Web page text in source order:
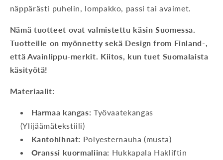
näppärästi puhelin, lompakko, passi tai avaimet.
Nämä tuotteet ovat valmistettu käsin Suomessa.
Tuotteille on myönnetty sekä Design from Finland-,
että Avainlippu-merkit. Kiitos, kun tuet Suomalaista
käsityötä!
Materiaalit:
Harmaa kangas: Työvaatekangas
(Ylijäämätekstiili)
Kantohihnat: Polyesternauha (musta)
Oranssi kuormaliina: Hukkapala Hakliftin